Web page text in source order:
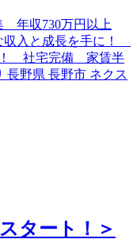
タート！＞